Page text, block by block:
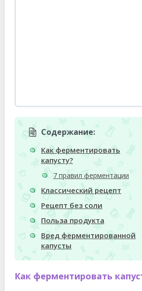
Содержание:
Как ферментировать
капусту?
7 правил ферментации
Классический рецепт
Рецепт без соли
Польза продукта
Вред ферментированной
капусты
Как ферментировать